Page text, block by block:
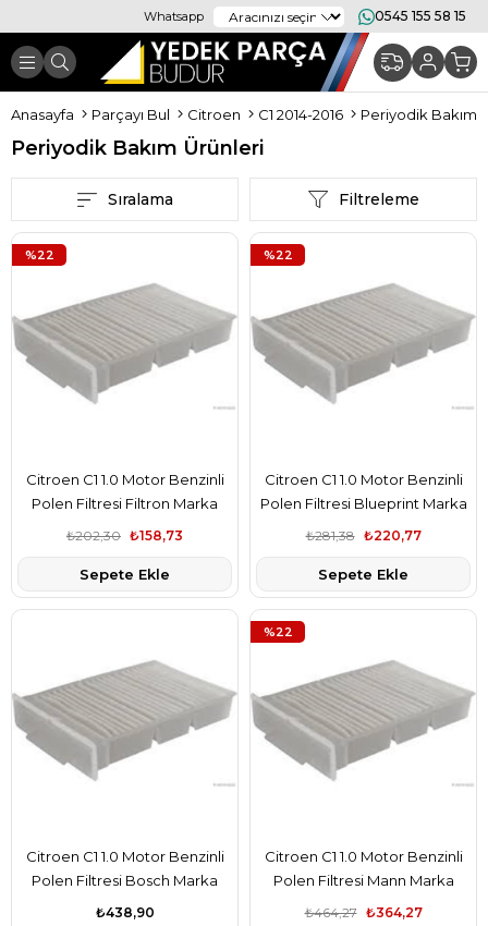
Whatsapp 0545 155 58 15
Anasayfa Parçayı Bul Citroen C1 2014-2016 Periyodik Bakım
Periyodik Bakım Ürünleri
Filtreleme
Sıralama
Citroen C1 1.0 Motor Benzinli
Polen Filtresi Filtron Marka
88508YV010
₺158,73
₺202,30
Sepete Ekle
%22
Citroen C1 1.0 Motor Benzinli
Polen Filtresi Blueprint Marka
88508YV010
₺220,77
₺281,38
Sepete Ekle
%22
Citroen C1 1.0 Motor Benzinli
Polen Filtresi Bosch Marka
88508YV010
₺438,90
Citroen C1 1.0 Motor Benzinli
Polen Filtresi Mann Marka
88508YV010
₺364,27
₺464,27
%22